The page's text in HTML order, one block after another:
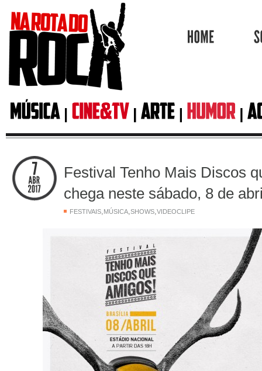
Festival Tenho Mais Discos
chega neste sábado, 8 de
FESTIVAIS,MÚSICA,SHOWS,VIDEOCLIPE